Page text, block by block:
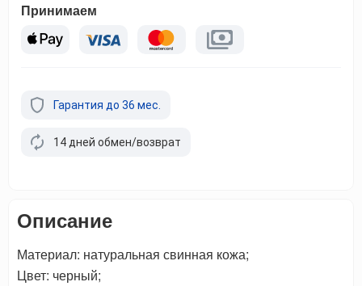
Принимаем
Гарантия до 36 мес.
14 дней обмен/возврат
Описание
Материал: натуральная свинная кожа;
Цвет: черный;